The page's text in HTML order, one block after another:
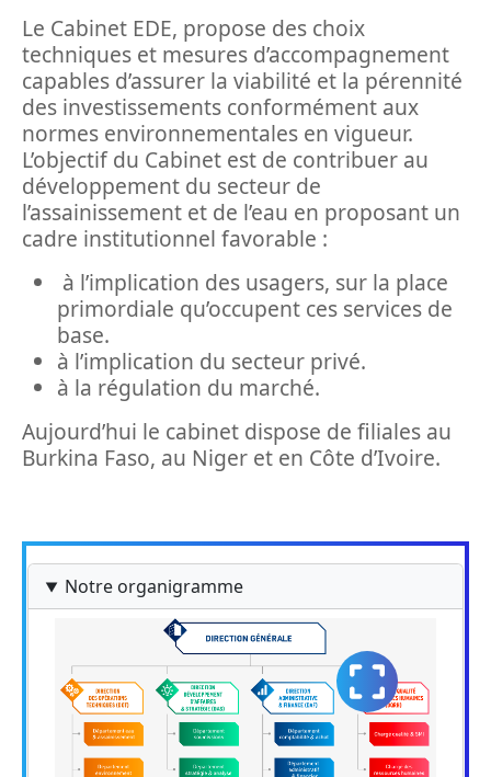
Le Cabinet EDE, propose des choix
techniques et mesures d’accompagnement
capables d’assurer la viabilité et la pérennité
des investissements conformément aux
normes environnementales en vigueur.
L’objectif du Cabinet est de contribuer au
développement du secteur de
l’assainissement et de l’eau en proposant un
cadre institutionnel favorable :
à l’implication des usagers, sur la place
primordiale qu’occupent ces services de
base.
à l’implication du secteur privé.
à la régulation du marché.
Aujourd’hui le cabinet dispose de filiales au
Burkina Faso, au Niger et en Côte d’Ivoire.
Notre organigramme